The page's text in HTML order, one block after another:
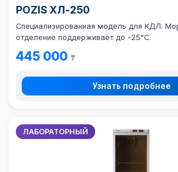
POZIS ХЛ-250
Специализированная модель для КДЛ.
отделение поддерживает до -25°C.
445 000 ₸
Узнать подробнее
ЛАБОРАТОРНЫЙ